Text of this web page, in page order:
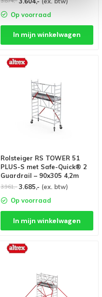
Op voorraad
In mijn winkelwagen
Rolsteiger RS TOWER 51
PLUS-S met Safe-Quick® 2
Guardrail – 90x305 4,2m
werkhoogte
3.961,- 3.685,- (ex. btw)
Op voorraad
In mijn winkelwagen